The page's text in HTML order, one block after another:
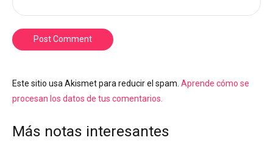
Post Comment
Este sitio usa Akismet para reducir el spam. Aprende cómo se
procesan los datos de tus comentarios.
Más notas interesantes